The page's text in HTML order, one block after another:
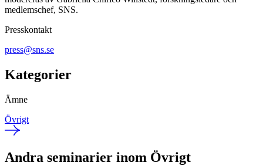
medlemschef, SNS.
Presskontakt
press@sns.se
Kategorier
Ämne
Övrigt
Andra seminarier inom Övrigt